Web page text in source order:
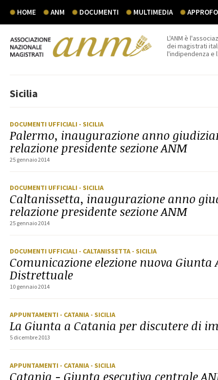
HOME ANM DOCUMENTI MULTIMEDIA
L'ANM è
dei magistrati
l'indipendenza e
Sicilia
DOCUMENTI UFFICIALI - SICILIA
Palermo, inaugurazione anno
relazione presidente sezione ANM
25 gennaio 2014
DOCUMENTI UFFICIALI - SICILIA
Caltanissetta, inaugurazione anno
relazione presidente sezione ANM
25 gennaio 2014
DOCUMENTI UFFICIALI - CALTANISSETTA - SICILIA
Comunicazione elezione nuova Giunta
Distrettuale
10 gennaio 2014
APPUNTAMENTI - CATANIA - SICILIA
La Giunta a Catania per discutere di
5 dicembre 2013
APPUNTAMENTI - CATANIA - SICILIA
Catania - Giunta esecutiva centrale